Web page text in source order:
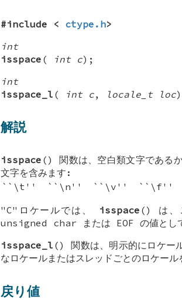
#include < ctype.h>
int
isspace ( int c);
int
isspace_l ( int c, locale_t loc
解説
isspace () 関数は、空白類文字である
文字を含みます:
``\t''
``\n'' ``\v'' ``\f''
"C"ロケールでは、 isspace () は、
unsigned char または EOF の値とし
isspace_l () 関数は、明示的にロケー
なロケールまたはスレッドごとのロケール
戻り値